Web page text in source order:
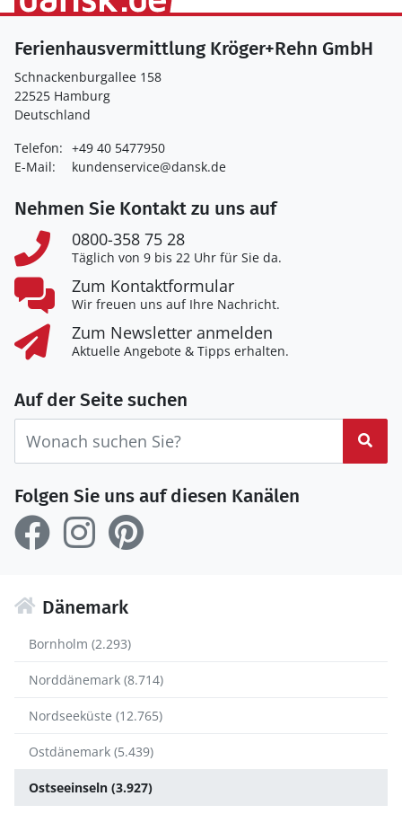
Ferienhausvermittlung Kröger+Rehn GmbH
Schnackenburgallee 158
22525 Hamburg
Deutschland
Telefon: +49 40 5477950
E-Mail:
kundenservice@dansk.de
Nehmen Sie Kontakt zu uns auf
0800-358 75 28
Täglich von 9 bis 22 Uhr für Sie da.
Zum Kontaktformular
Wir freuen uns auf Ihre Nachricht.
Zum Newsletter anmelden
Aktuelle Angebote & Tipps erhalten.
Auf der Seite suchen
Folgen Sie uns auf diesen Kanälen
Dänemark
Bornholm (2.293)
Norddänemark (8.714)
Nordseeküste (12.765)
Ostdänemark (5.439)
Ostseeinseln (3.927)